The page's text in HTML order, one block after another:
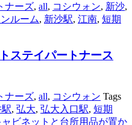
ナーズ, all, コシウォン, 新沙,
ルーム, 新沙駅, 江南, 短期
ステイパートナース
ナーズ, all, コシウォン Tags
, 弘大, 弘大入口駅, 短期